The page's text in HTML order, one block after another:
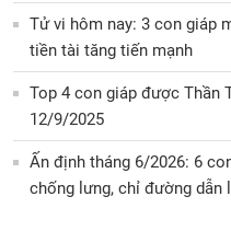
Tử vi hôm nay: 3 con giáp
tiền tài tăng tiến mạnh
Top 4 con giáp được Thần
12/9/2025
Ấn định tháng 6/2026: 6
chống lưng, chỉ đường dẫn